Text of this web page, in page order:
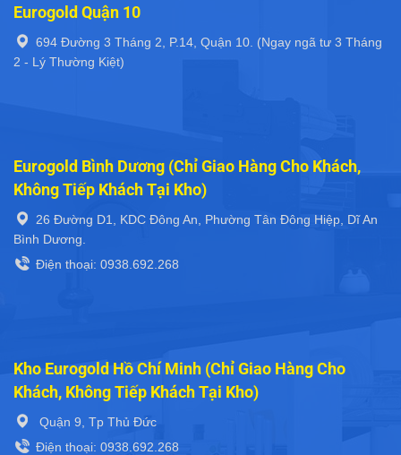
Eurogold Quận 10
694 Đường 3 Tháng 2, P.14, Quận 10. (Ngay ngã tư 3 Tháng
2 - Lý Thường Kiệt)
Eurogold Bình Dương (Chỉ Giao Hàng Cho Khách,
Không Tiếp Khách Tại Kho)
26 Đường D1, KDC Đông An, Phường Tân Đông Hiệp, Dĩ An
Bình Dương.
Điện thoại: 0938.692.268
Kho Eurogold Hồ Chí Minh (Chỉ Giao Hàng Cho
Khách, Không Tiếp Khách Tại Kho)
Quận 9, Tp Thủ Đức
Điện thoại: 0938.692.268